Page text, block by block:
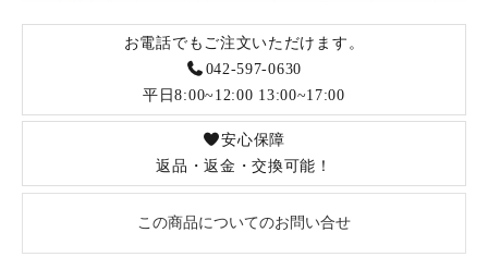
お電話でもご注文いただけます。
042-597-0630
平日8:00~12:00 13:00~17:00
安心保障
返品・返金・交換可能！
この商品についてのお問い合せ